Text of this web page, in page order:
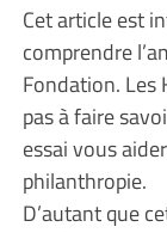
Cet article est
comprendre
Fondation. Les
pas à faire
essai vous
philanthropie.
D’autant que